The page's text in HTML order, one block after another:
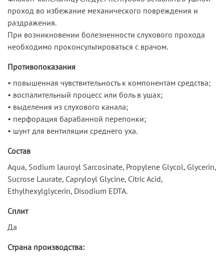
проход во избежание механического повреждения и
раздражения.
При возникновении болезненности слухового прохода
необходимо проконсультироваться с врачом.
Противопоказания
• повышенная чувствительность к компонентам средства;
• воспалительный процесс или боль в ушах;
• выделения из слухового канала;
• перфорация барабанной перепонки;
• шунт для вентиляции среднего уха.
Состав
Aqua, Sodium lauroyl Sarcosinate, Propylene Glycol, Glycerin,
Sucrose Laurate, Capryloyl Glycine, Citric Acid,
Ethylhexylglycerin, Disodium EDTA.
Сплит
Да
Страна производства: